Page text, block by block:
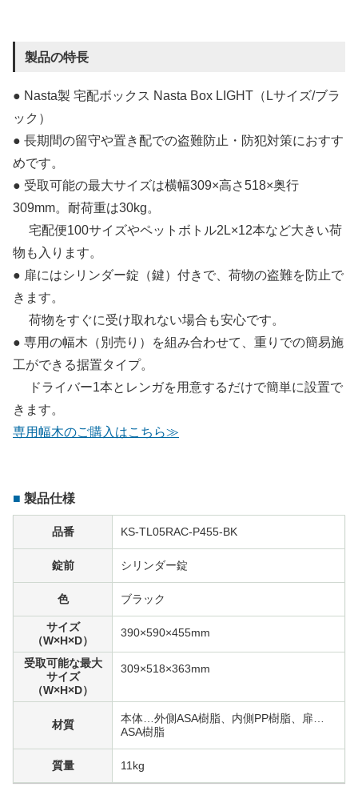
製品の特長
● Nasta製 宅配ボックス Nasta Box LIGHT（Lサイズ/ブラ
ック）
● 長期間の留守や置き配での盗難防止・防犯対策におすす
めです。
● 受取可能の最大サイズは横幅309×高さ518×奥行
309mm。耐荷重は30kg。
宅配便100サイズやペットボトル2L×12本など大きい荷
物も入ります。
● 扉にはシリンダー錠（鍵）付きで、荷物の盗難を防止で
きます。
荷物をすぐに受け取れない場合も安心です。
● 専用の幅木（別売り）を組み合わせて、重りでの簡易施
工ができる据置タイプ。
ドライバー1本とレンガを用意するだけで簡単に設置で
きます。
専用幅木のご購入はこちら≫
製品仕様
品番 KS-TL05RAC-P455-BK
錠前 シリンダー錠
色 ブラック
サイズ
（W×H×D）
390×590×455mm
受取可能な最大
サイズ
（W×H×D）
309×518×363mm
材質
本体…外側ASA樹脂、内側PP樹脂、扉…
ASA樹脂
質量 11kg